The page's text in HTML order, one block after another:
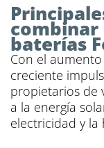
combinar
baterías
Con el
creciente
propietarios de
a la energía
electricidad y